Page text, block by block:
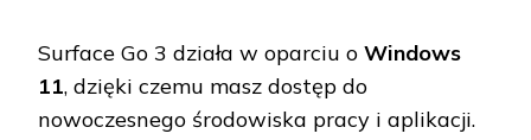
Surface Go 3 działa w oparciu o Windows
11, dzięki czemu masz dostęp do
nowoczesnego środowiska pracy i aplikacji.